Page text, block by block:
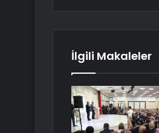
İlgili Makaleler